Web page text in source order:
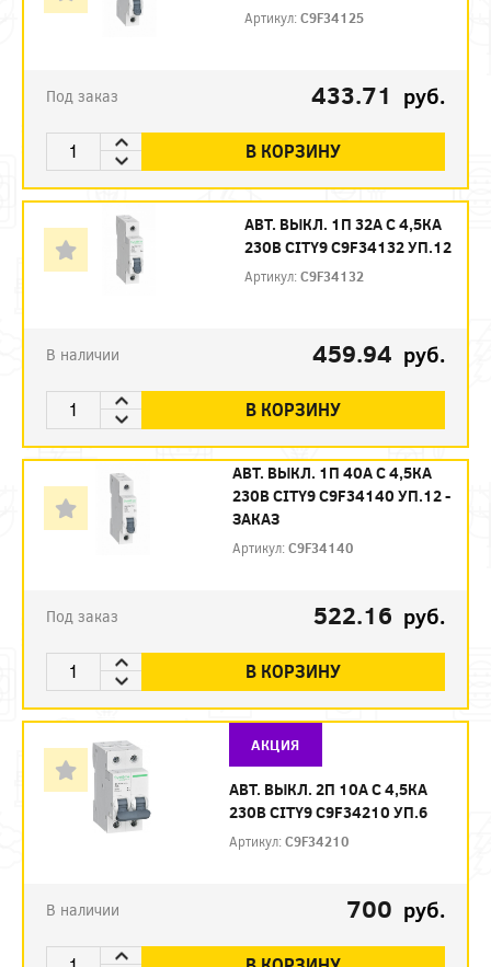
Артикул:C9F34125
Под заказ 433.71 руб.
В КОРЗИНУ
АВТ. ВЫКЛ. 1П 32А С 4,5КА
230В CITY9 C9F34132 УП.12
Артикул:C9F34132
В наличии 459.94 руб.
В КОРЗИНУ
АВТ. ВЫКЛ. 1П 40А С 4,5КА
230В CITY9 C9F34140 УП.12 -
ЗАКАЗ
Артикул:C9F34140
Под заказ 522.16 руб.
В КОРЗИНУ
АКЦИЯ
АВТ. ВЫКЛ. 2П 10А С 4,5КА
230В CITY9 C9F34210 УП.6
Артикул:C9F34210
В наличии 700 руб.